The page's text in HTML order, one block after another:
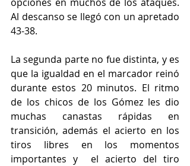
Al descanso se llegó con un apretado
43-38.
La segunda parte no fue distinta, y es
que la igualdad en el marcador reinó
durante estos 20 minutos. El ritmo
de los chicos de los Gómez les dio
muchas canastas rápidas en
transición, además el acierto en los
tiros libres en los momentos
importantes y  el acierto del tiro